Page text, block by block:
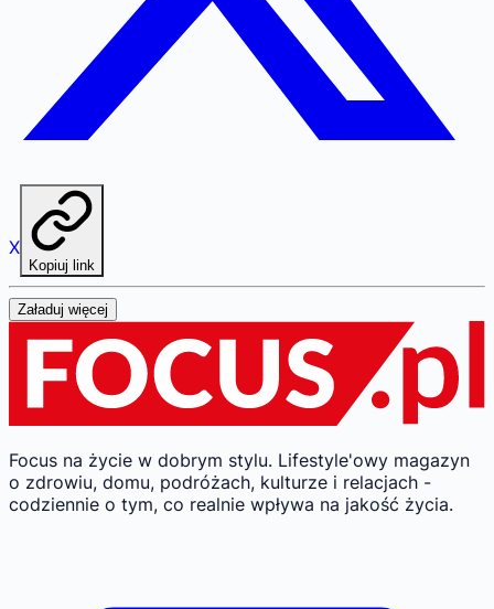
X
Kopiuj link
Załaduj więcej
Focus na życie w dobrym stylu. Lifestyle'owy magazyn
o zdrowiu, domu, podróżach, kulturze i relacjach -
codziennie o tym, co realnie wpływa na jakość życia.